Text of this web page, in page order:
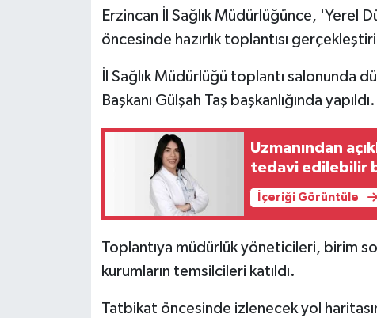
Erzincan İl Sağlık Müdürlüğünce, 'Yerel
öncesinde hazırlık toplantısı
İl Sağlık Müdürlüğü toplantı salonunda
Başkanı Gülşah Taş başkanlığında yapıldı.
Uzmanından
tedavi edilebilir
İçeriği Görüntüle
Toplantıya müdürlük yöneticileri, birim
kurumların temsilcileri katıldı.
Tatbikat öncesinde izlenecek yol
KÜLTÜR SANAT